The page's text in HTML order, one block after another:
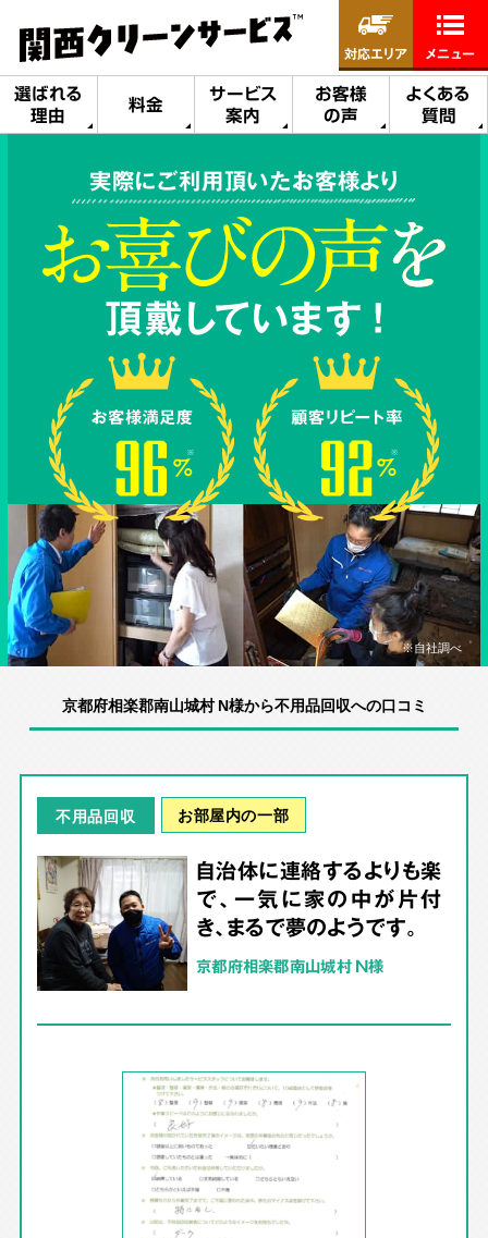
選ばれる
理由
料金
サービス
案内
お客様
の声
よくある
質問
対応エリア メニュー
実際にご利用頂いたお客様より
※自社調べ
京都府相楽郡南山城村 N様から不用品回収への口コミ
不用品回収 お部屋内の一部
自治体に連絡するよりも楽
で、一気に家の中が片付
き、まるで夢のようです。
京都府相楽郡南山城村 N様